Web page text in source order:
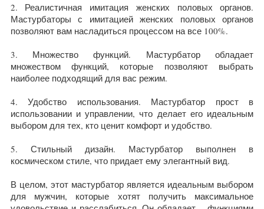
2. Реалистичная имитация женских половых органов.
Мастурбаторы с имитацией женских половых органов
позволяют вам насладиться процессом на все 100%.
3. Множество функций. Мастурбатор обладает
множеством функций, которые позволяют выбрать
наиболее подходящий для вас режим.
4. Удобство использования. Мастурбатор прост в
использовании и управлении, что делает его идеальным
выбором для тех, кто ценит комфорт и удобство.
5. Стильный дизайн. Мастурбатор выполнен в
космическом стиле, что придает ему элегантный вид.
В целом, этот мастурбатор является идеальным выбором
для мужчин, которые хотят получить максимальное